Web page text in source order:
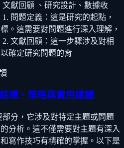
獻回顧 、研究設計、數據收
問題定義：這是研究的起點，
。這需要對問題進行深入理解，
文獻回顧：這一步驟涉及對相
確定研究問題的背
構、策略與實用建議
分，它涉及對特定主題或問題
分析。這不僅需要對主題有深入
寫作技巧有精確的掌握。以下是